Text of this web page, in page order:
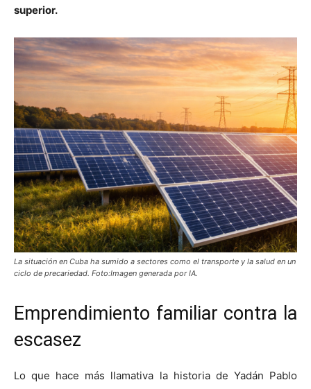
superior.
La situación en Cuba ha sumido a sectores como el transporte y la salud en un
ciclo de precariedad. Foto:Imagen generada por IA.
Emprendimiento familiar contra la
escasez
Lo que hace más llamativa la historia de Yadán Pablo